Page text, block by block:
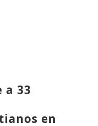
a 33
en